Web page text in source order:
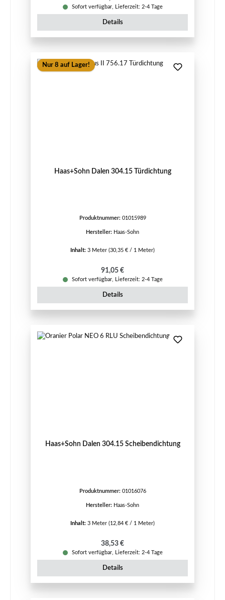
Sofort verfügbar, Lieferzeit: 2-4 Tage
Details
Nur 8 auf Lager!
Haas+Sohn Dalen 304.15 Türdichtung
Produktnummer: 01015989
Hersteller: Haas-Sohn
Inhalt: 3 Meter (30,35 € / 1 Meter)
Regulärer Preis:
91,05 €
Sofort verfügbar, Lieferzeit: 2-4 Tage
Details
Haas+Sohn Dalen 304.15 Scheibendichtung
Produktnummer: 01016076
Hersteller: Haas-Sohn
Inhalt: 3 Meter (12,84 € / 1 Meter)
Regulärer Preis:
38,53 €
Sofort verfügbar, Lieferzeit: 2-4 Tage
Details